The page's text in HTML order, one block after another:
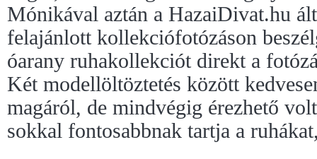
Mónikával aztán a HazaiDivat.hu
felajánlott kollekciófotózáson
óarany ruhakollekciót direkt a
Két modellöltöztetés között
magáról, de mindvégig érezhető
sokkal fontosabbnak tartja a